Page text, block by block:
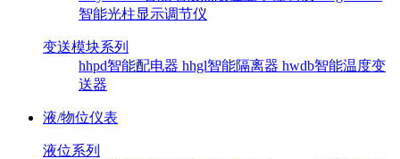
智能光柱显示调节仪
变送模块系列
hhpd智能配电器 hhgl智能隔离器 hwdb智能温度变
送器
液/物位仪表
液位系列